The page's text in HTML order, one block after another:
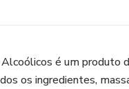
Alcoólicos é um produto
os ingredientes,